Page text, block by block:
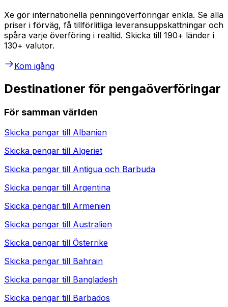
Xe gör internationella penningöverföringar enkla. Se alla
priser i förväg, få tillförlitliga leveransuppskattningar och
spåra varje överföring i realtid. Skicka till 190+ länder i
130+ valutor.
Kom igång
Destinationer för pengaöverföringar
För samman världen
Skicka pengar till Albanien
Skicka pengar till Algeriet
Skicka pengar till Antigua och Barbuda
Skicka pengar till Argentina
Skicka pengar till Armenien
Skicka pengar till Australien
Skicka pengar till Österrike
Skicka pengar till Bahrain
Skicka pengar till Bangladesh
Skicka pengar till Barbados